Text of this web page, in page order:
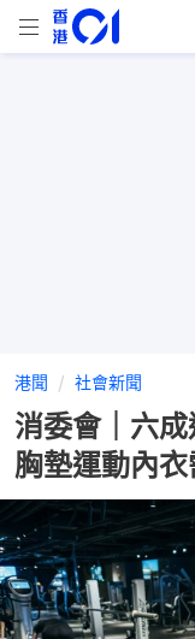
港聞 社會新聞
消委會｜六
胸墊運動內